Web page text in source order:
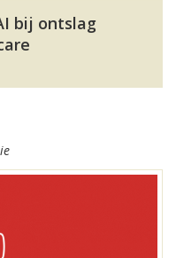
bij ontslag